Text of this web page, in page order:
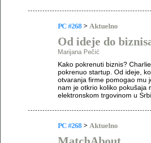
PC #268 > Aktuelno
Od ideje do
Marijana Pečić
Kako pokrenuti biznis?
pokrenuo startup. Od ideje,
otvaranja firme pomogao mu
nam je otkrio koliko pokušaja
elektronskom trgovinom u
PC #268 > Aktuelno